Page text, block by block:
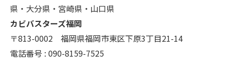
県・大分県・宮崎県・山口県
カビバスターズ福岡
〒813-0002 福岡県福岡市東区下原3丁目21-14
電話番号 : 090-8159-7525